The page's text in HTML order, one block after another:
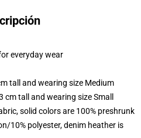
everyday wear
tall and wearing size Medium
tall and wearing size Small
solid colors are 100% preshrunk
10% polyester, denim heather is